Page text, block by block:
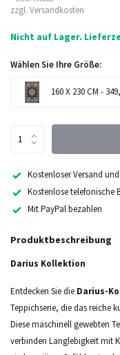
zzgl. Versandkosten
Nicht auf Lager.
Wählen Sie Ihre Größe:
160 X 230 CM -
Kostenloser Versand
Kostenlose telefonische
Mit PayPal bezahlen
Produktbeschreibung
Darius Kollektion
Entdecken Sie die Darius-
Teppichserie, die das reiche
Diese maschinell gewebten
verbinden Langlebigkeit mit